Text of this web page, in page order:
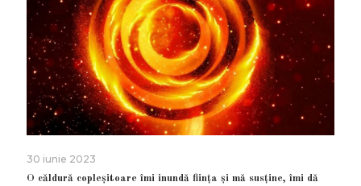
30 iunie 2023
O căldură copleșitoare îmi inundă ființa și mă susține, îmi dă